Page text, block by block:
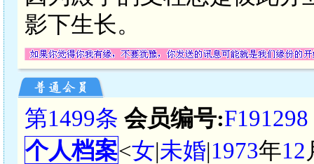
影下生长。
第1499条 会员编号:F191298
个人档案<女|未婚|1973年12